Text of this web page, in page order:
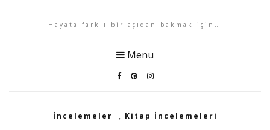
Hayata farklı bir açıdan bakmak için…
Menu
İncelemeler , Kitap İncelemeleri